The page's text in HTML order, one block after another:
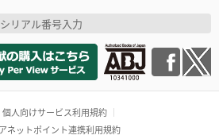
シリアル番号入力
個人向けサービス利用規約
ネットポイント連携利用規約